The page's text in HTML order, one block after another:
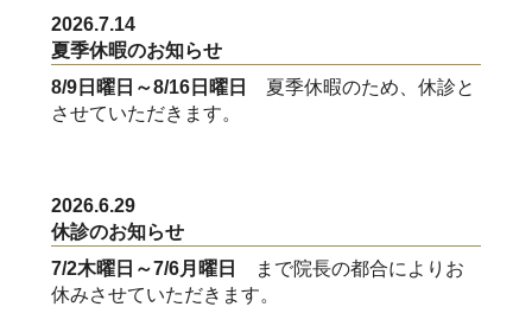
2026.7.14
夏季休暇のお知らせ
8/9日曜日～8/16日曜日
夏季休暇のため、休診と
させていただきます。
2026.6.29
休診のお知らせ
7/2木曜日～7/6月曜日
まで院長の都合によりお
休みさせていただきます。